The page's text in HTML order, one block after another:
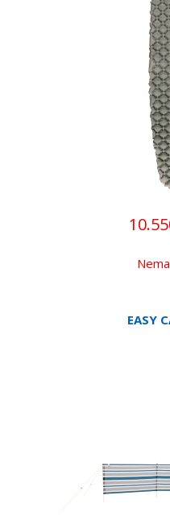
EASY